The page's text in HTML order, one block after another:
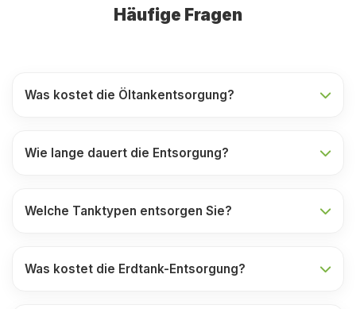
Häufige Fragen
Was kostet die Öltankentsorgung?
Wie lange dauert die Entsorgung?
Welche Tanktypen entsorgen Sie?
Was kostet die Erdtank-Entsorgung?